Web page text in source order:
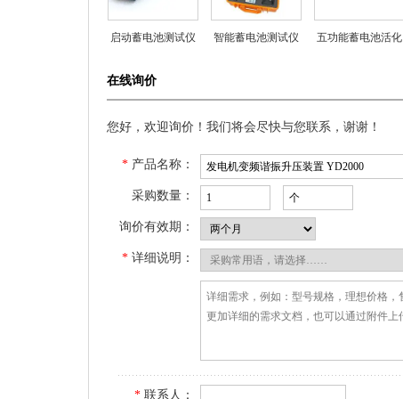
启动蓄电池测试仪 智能蓄电池测试仪 五功能蓄电池活化
在线询价
您好，欢迎询价！我们将会尽快与您联系，谢谢！
* 产品名称：
采购数量：
询价有效期：
* 详细说明：
* 联系人：